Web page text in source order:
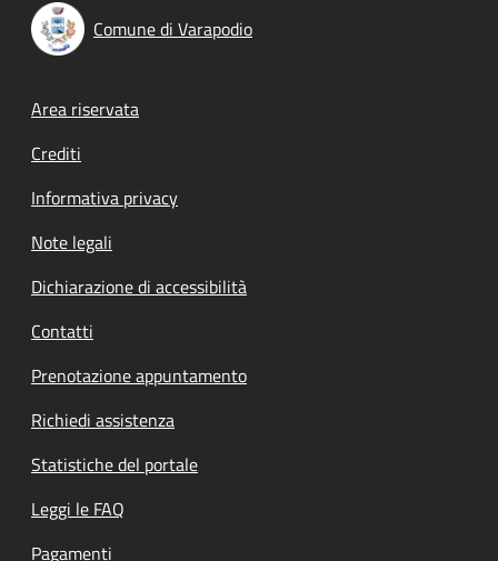
Comune di Varapodio
Footer menu
Area riservata
Crediti
Informativa privacy
Note legali
Dichiarazione di accessibilità
Contatti
Prenotazione appuntamento
Richiedi assistenza
Statistiche del portale
Leggi le FAQ
Pagamenti